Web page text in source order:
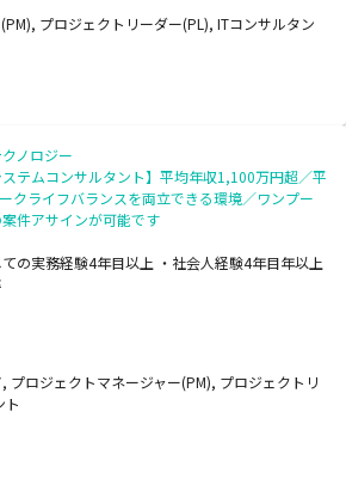
プロジェクトリーダー(PL), ITコンサルタン
ノロジー
ステムコンサルタント】平均年収1,100万円超／平
クライフバランスを両立できる環境／ワンプー
件アサインが可能です
の実務経験4年目以上 ・社会人経験4年目年以上
プロジェクトマネージャー(PM), プロジェクトリ
ト